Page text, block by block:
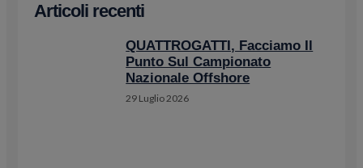
Articoli recenti
QUATTROGATTI, Facciamo Il
Punto Sul Campionato
Nazionale Offshore
29 Luglio 2026